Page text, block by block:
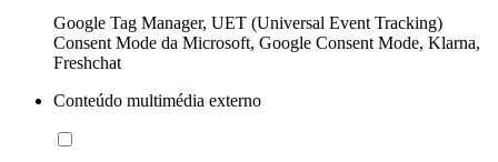
Google Tag Manager, UET (Universal Event Tracking)
Consent Mode da Microsoft, Google Consent Mode, Klarna,
Freshchat
Conteúdo multimédia externo